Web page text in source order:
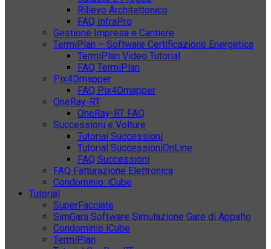
Rilievo Architettonico
FAQ InfraPro
Gestione Impresa e Cantiere
TermiPlan – Software Certificazione Energetica
TermiPlan Video Tutorial
FAQ TermiPlan
Pix4Dmapper
FAQ Pix4Dmapper
OneRay-RT
OneRay-RT FAQ
Successioni e Volture
Tutorial Successioni
Tutorial SuccessioniOnLine
FAQ Successioni
FAQ Fatturazione Elettronica
Condominio: iCube
Tutorial
SuperFacciate
SimGara Software Simulazione Gare di Appalto
Condominio iCube
TermiPlan